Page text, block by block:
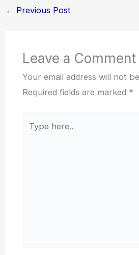
← Previous Post
Leave a Comment
Your email address will not
Required fields are marked *